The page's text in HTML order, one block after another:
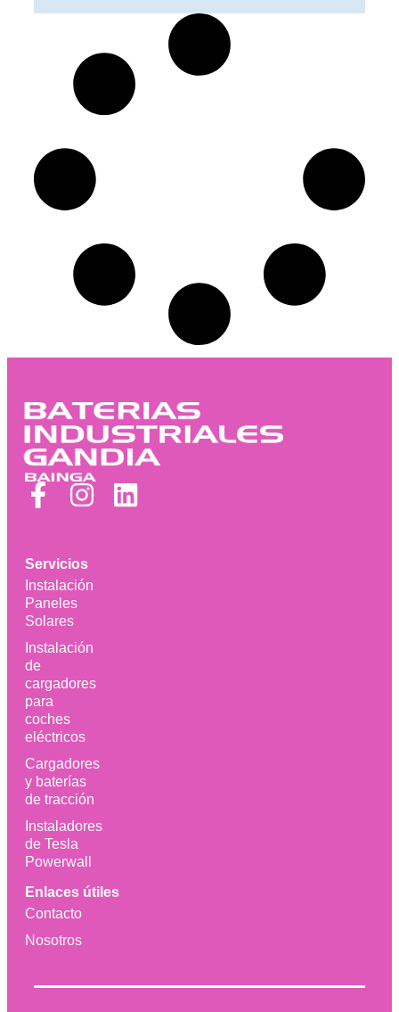
Servicios
Instalación
Paneles
Solares
Instalación
de
cargadores
para
coches
eléctricos
Cargadores
y baterías
de tracción
Instaladores
de Tesla
Powerwall
Enlaces útiles
Contacto
Nosotros